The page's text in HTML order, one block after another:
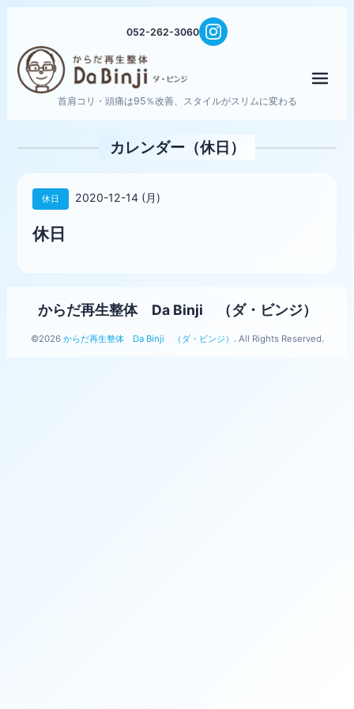
052-262-3060
首肩コリ・頭痛は95％改善、スタイルがスリムに変わる
カレンダー（休日）
休日 2020-12-14 (月)
休日
からだ再生整体 Da Binji （ダ・ビンジ）
©2026 からだ再生整体 Da Binji （ダ・ビンジ） . All Rights Reserved.